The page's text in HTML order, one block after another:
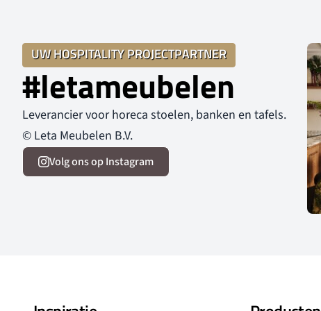
UW HOSPITALITY PROJECTPARTNER
#letameubelen
Leverancier voor horeca stoelen, banken en tafels.
© Leta Meubelen B.V.
Volg ons op Instagram